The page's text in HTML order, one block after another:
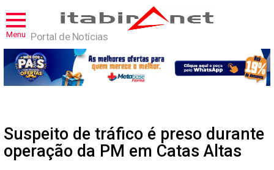
Menu Portal de Notícias
Suspeito de tráfico é preso durante
operação da PM em Catas Altas